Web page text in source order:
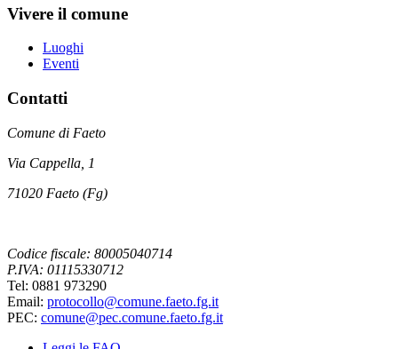
Vivere il comune
Luoghi
Eventi
Contatti
Comune di Faeto
Via Cappella, 1
71020 Faeto (Fg)
Codice fiscale: 80005040714
P.IVA: 01115330712
Tel: 0881 973290
Email: protocollo@comune.faeto.fg.it
PEC: comune@pec.comune.faeto.fg.it